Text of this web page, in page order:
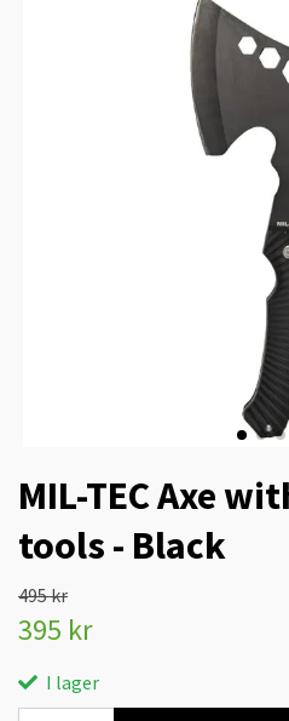
MIL-TEC Axe
tools - Black
495 kr
395 kr
I lager